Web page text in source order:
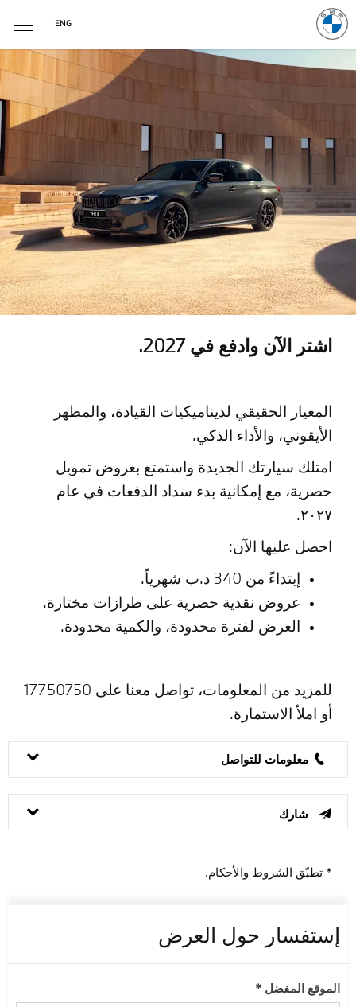
ENG
اشتر الآن وادفع في 2027.
المعيار الحقيقي لديناميكيات القيادة، والمظهر
الأيقوني، والأداء الذكي.
امتلك سيارتك الجديدة واستمتع بعروض تمويل
حصرية، مع إمكانية بدء سداد الدفعات في عام
٢٠٢٧.
احصل عليها الآن:
إبتداءً من 340 د.ب شهرياً.
عروض نقدية حصرية على طرازات مختارة.
العرض لفترة محدودة، والكمية محدودة.
للمزيد من المعلومات، تواصل معنا على 17750750
أو املأ الاستمارة.
معلومات للتواصل
شارك
* تطبّق الشروط والأحكام.
إستفسار حول العرض
الموقع المفضل *